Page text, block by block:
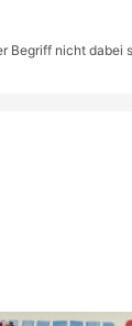
Begriff nicht dabei